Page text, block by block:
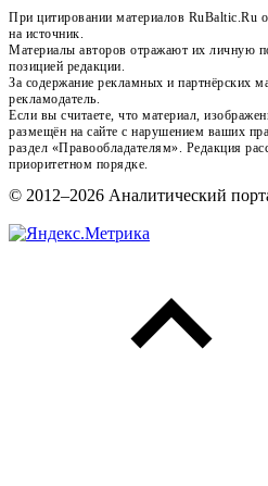
При цитировании материалов RuBaltic.Ru
на источник.
Материалы авторов отражают их личную
позицией редакции.
За содержание рекламных и партнёрских
рекламодатель.
Если вы считаете, что материал,
размещён на сайте с нарушением ваших
раздел «Правообладателям». Редакция
приоритетном порядке.
© 2012–2026 Аналитический